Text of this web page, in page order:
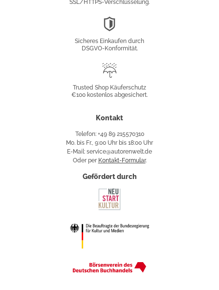
SSL/HTTPS-Verschlüsselung.
Sicheres Einkaufen durch
DSGVO-Konformität.
Käuferschutz
Trusted Shop Käuferschutz
€100 kostenlos abgesichert.
Kontakt
Telefon: +49 89 215570310
Mo. bis Fr., 9:00 Uhr bis 18:00 Uhr
E-Mail: service@autorenwelt.de
Oder per Kontakt-Formular.
Gefördert durch